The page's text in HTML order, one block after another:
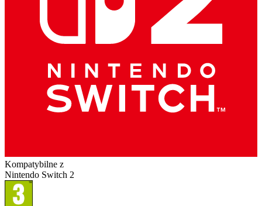
Kompatybilne z
Nintendo Switch 2